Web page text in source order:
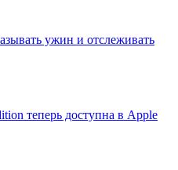
ужин и отслеживать
теперь доступна в Apple